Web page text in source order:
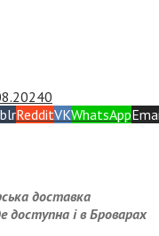
0
RedditVKWhatsApp
доставка
доступна і в Броварах